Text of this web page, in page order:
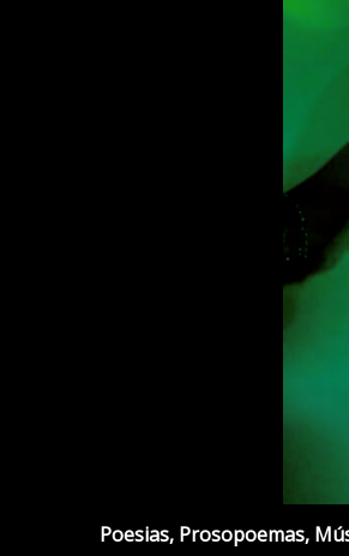
Poesias, Prosopoemas,